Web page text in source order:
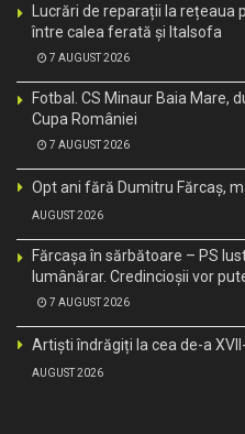
Lucrări de reparații la
între calea ferată și Italsofa
7 AUGUST 2026
Fotbal. CS Minaur Baia Mare,
Cupa României
7 AUGUST 2026
Opt ani fără Dumitru Fărcaș,
AUGUST 2026
Fărcașa în sărbătoare – PS
lumânărar. Credincioșii vor
7 AUGUST 2026
Artiști îndrăgiți la cea de-a
AUGUST 2026